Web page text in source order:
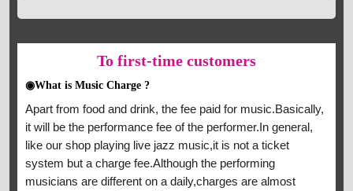
To first-time customers
◉What is Music Charge ?
Apart from food and drink, the fee paid for music.Basically,
it will be the performance fee of the performer.In general,
like our shop playing live jazz music,it is not a ticket
system but a charge fee.Although the performing
musicians are different on a daily,charges are almost